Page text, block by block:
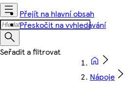
Přejít na hlavní obsah
Přeskočit na vyhledávání
Nápoje